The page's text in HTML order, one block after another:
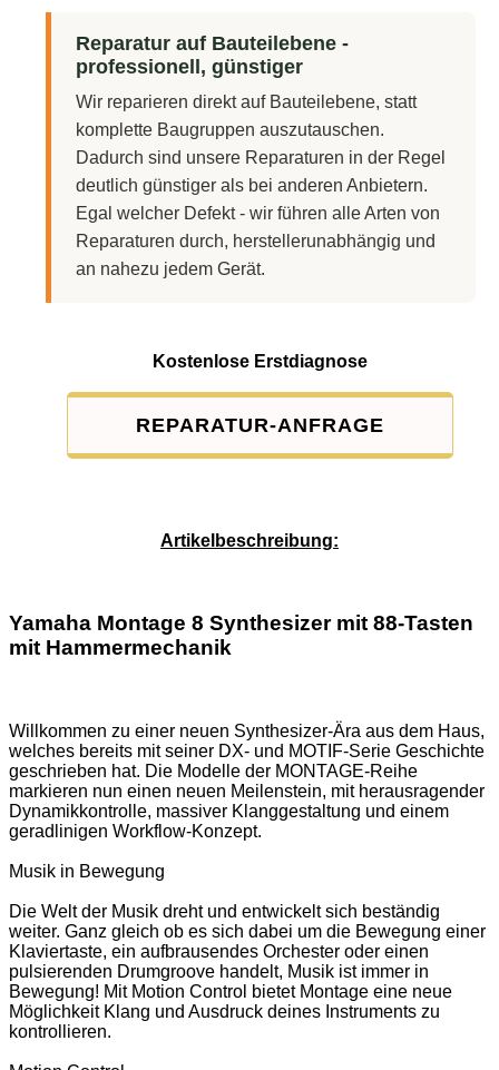
Reparatur auf Bauteilebene -
professionell, günstiger
Wir reparieren direkt auf Bauteilebene, statt
komplette Baugruppen auszutauschen.
Dadurch sind unsere Reparaturen in der Regel
deutlich günstiger als bei anderen Anbietern.
Egal welcher Defekt - wir führen alle Arten von
Reparaturen durch, herstellerunabhängig und
an nahezu jedem Gerät.
Kostenlose Erstdiagnose
REPARATUR-ANFRAGE
Artikelbeschreibung:
Yamaha Montage 8 Synthesizer mit 88-Tasten
mit Hammermechanik
Willkommen zu einer neuen Synthesizer-Ära aus dem Haus,
welches bereits mit seiner DX- und MOTIF-Serie Geschichte
geschrieben hat. Die Modelle der MONTAGE-Reihe
markieren nun einen neuen Meilenstein, mit herausragender
Dynamikkontrolle, massiver Klanggestaltung und einem
geradlinigen Workflow-Konzept.
Musik in Bewegung
Die Welt der Musik dreht und entwickelt sich beständig
weiter. Ganz gleich ob es sich dabei um die Bewegung einer
Klaviertaste, ein aufbrausendes Orchester oder einen
pulsierenden Drumgroove handelt, Musik ist immer in
Bewegung! Mit Motion Control bietet Montage eine neue
Möglichkeit Klang und Ausdruck deines Instruments zu
kontrollieren.